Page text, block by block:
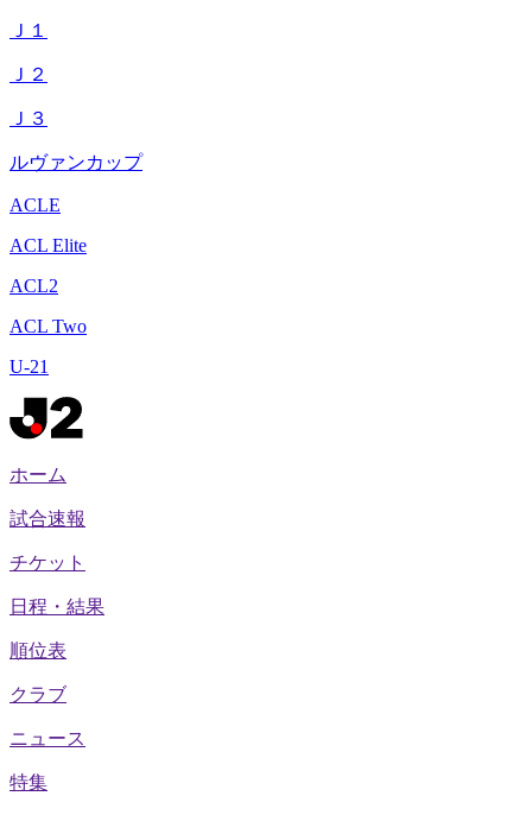
Ｊ１
Ｊ２
Ｊ３
ルヴァンカップ
ACLE
ACL Elite
ACL2
ACL Two
U-21
ホーム
試合速報
チケット
日程・結果
順位表
クラブ
ニュース
特集